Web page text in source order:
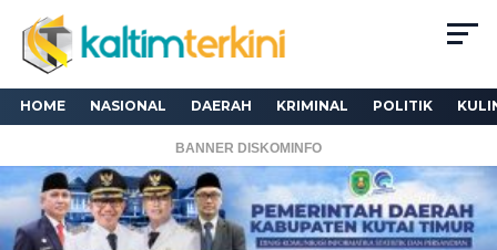
HOME NASIONAL DAERAH KRIMINAL POLITIK
BANNER DISKOMINFO